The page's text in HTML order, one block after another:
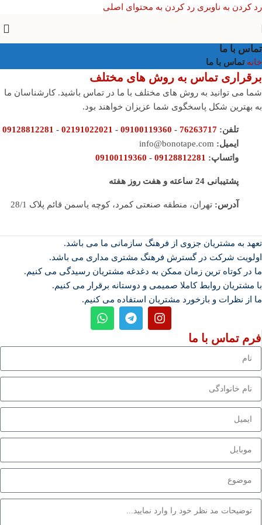
رد کردن به ناوبری رد کردن به محتوای اصلی
تماس با ما
خانه/تماس با ما
برقراری تماس به روش های مختلف
شما می توانید به روش های مختلف با ما در تماس باشید. کارشناسان ما
به بهترین شکل پاسخگوی شما عزیزان خواهند بود.
تلفن: 76263717
-
09100119360
-
02191022021
-
09128812281
ایمیل:
واتساپ: 09128812281
-
09100119360
پشتیبانی 24 ساعته و هفت روز هفته
آدرس: تهران، منطقه صنعتی کمرد، کوچه یاسمن قائم پلاک 28/1
تعهد به مشتریان جزوی از فرهنگ سازمانی ما می باشد.
اولویت شرکت در گسترش فرهنگ مشتری مداری می باشد.
ما در کوتاه ترین زمان ممکن به دغدغه مشتریان رسیدگی می کنیم.
با مشتریان روابط کاملا صمیمی و دوستانه برقرار می کنیم.
ما از نظرات و بازخورد مشتریان استفاده می کنیم.
فرم تماس با ما